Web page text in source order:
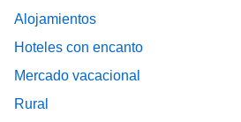
Alojamientos
Hoteles con encanto
Mercado vacacional
Rural